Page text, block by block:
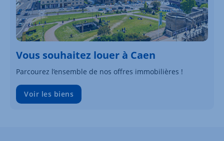
Vous souhaitez louer à Caen
Parcourez l’ensemble de nos offres immobilières !
Voir les biens